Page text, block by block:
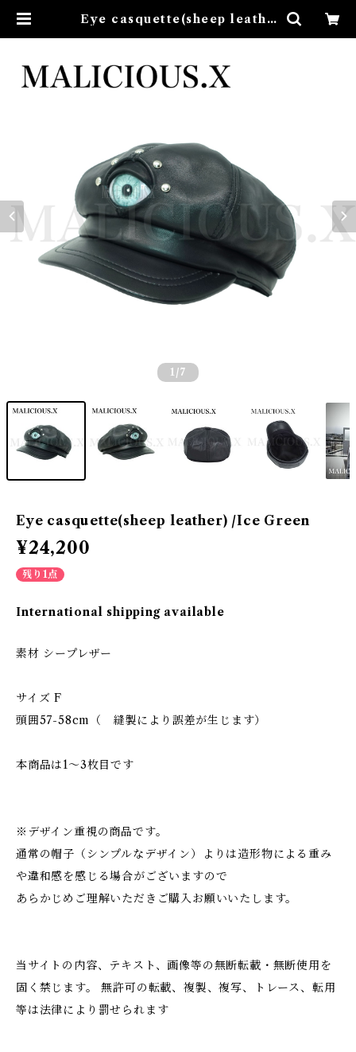
Eye casquette(sheep leathe
1 /7
Eye casquette(sheep leather) /Ice Green
¥24,200
残り1点
International shipping available
素材 シープレザー
サイズ F
頭囲57-58cm（ 縫製により誤差が生じます）
本商品は1〜3枚目です
※デザイン重視の商品です。
通常の帽子（シンプルなデザイン）よりは造形物による重み
や違和感を感じる場合がございますので
あらかじめご理解いただきご購入お願いいたします。
当サイトの内容、テキスト、画像等の無断転載・無断使用を
固く禁じます。 無許可の転載、複製、複写、トレース、転用
等は法律により罰せられます